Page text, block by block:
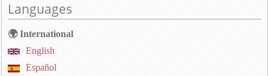
Languages
🌍 International
English
Español